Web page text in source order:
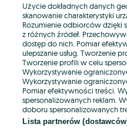
E-mail
Hasło
Użycie dokładnych danych
skanowanie charakterystyki
Rozumienie odbiorców dzięki
z różnych źródeł.
dostęp do nich. Pomiar
ulepszanie usług. Tworzenie
Tworzenie profili w celu
Wykorzystywanie
Wykorzystywanie
Pomiar efektywności treści.
spersonalizowanych reklam.
doboru spersonalizowanych
Lista partnerów